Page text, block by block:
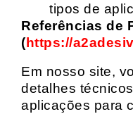
tipos de
Referências de
(https://
Em nosso site,
detalhes
aplicações para